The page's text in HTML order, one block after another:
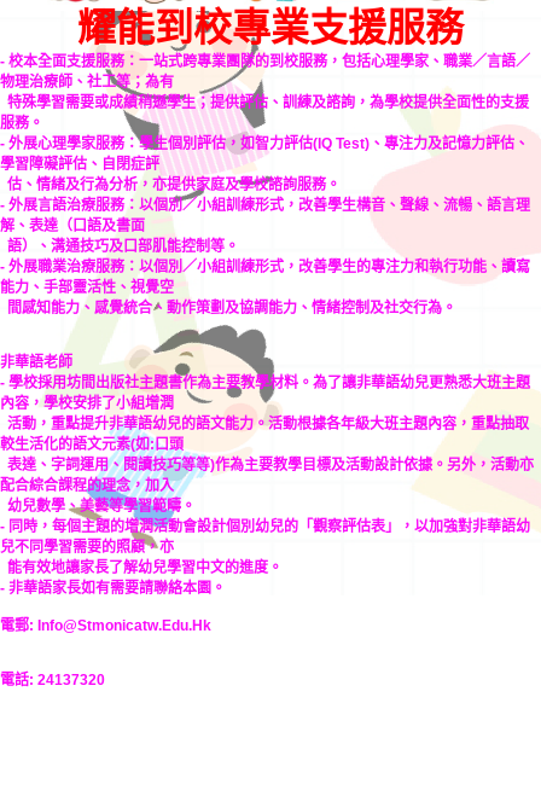
耀能到校專業支援服務
- 校本全面支援服務：一站式跨專業團隊的到校服務，包括心理學家、職業／言語／
物理治療師、社工等；為有
特殊學習需要或成績稍遜學生；提供評估、訓練及諮詢，為學校提供全面性的支援
服務。
- 外展心理學家服務：學生個別評估，如智力評估(IQ Test)、專注力及記憶力評估、
學習障礙評估、自閉症評
估、情緒及行為分析，亦提供家庭及學校諮詢服務。
- 外展言語治療服務：以個別／小組訓練形式，改善學生構音、聲線、流暢、語言理
解、表達（口語及書面
語）、溝通技巧及口部肌能控制等。
- 外展職業治療服務：以個別／小組訓練形式，改善學生的專注力和執行功能、讀寫
能力、手部靈活性、視覺空
間感知能力、感覺統合、動作策劃及協調能力、情緒控制及社交行為。
非華語老師
- 學校採用坊間出版社主題書作為主要教學材料。為了讓非華語幼兒更熟悉大班主題
內容，學校安排了小組增潤
活動，重點提升非華語幼兒的語文能力。活動根據各年級大班主題內容，重點抽取
較生活化的語文元素(如:口頭
表達、字詞運用、閱讀技巧等等)作為主要教學目標及活動設計依據。另外，活動亦
配合綜合課程的理念，加入
幼兒數學、美藝等學習範疇。
- 同時，每個主題的增潤活動會設計個別幼兒的「觀察評估表」，以加強對非華語幼
兒不同學習需要的照顧，亦
能有效地讓家長了解幼兒學習中文的進度。
- 非華語家長如有需要請聯絡本園。
電郵: Info@stmonicatw.edu.hk
電話: 24137320